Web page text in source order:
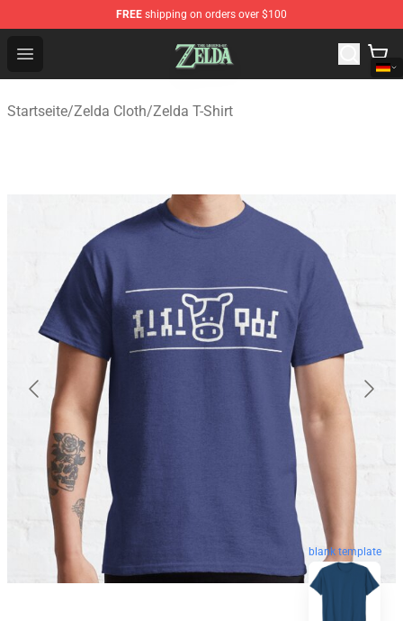
FREE shipping on orders over $100
Open menu
The Legend of Zelda Store - Official The Legend of
Startseite/Zelda Cloth/Zelda T-Shirt
blank template